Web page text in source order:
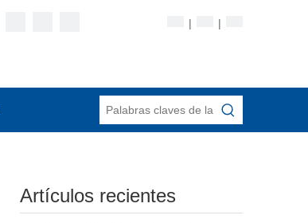
| |
Artículos recientes